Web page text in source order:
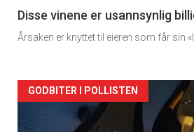
2
Disse vinene er usannsynlig
Årsaken er knyttet til eieren som får sin
Forsiden
akkurat
GODBITER I POLLISTEN